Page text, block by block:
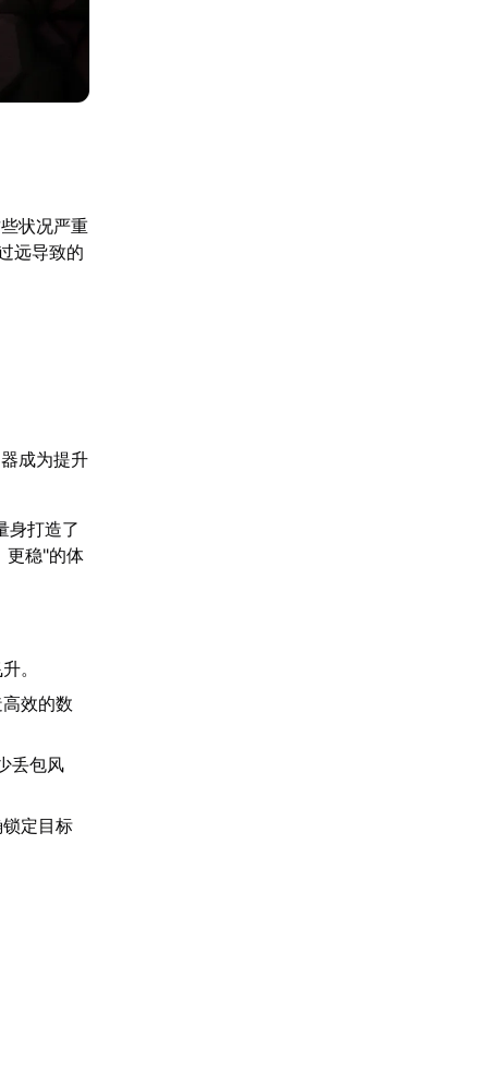
状况严重
远导致的
成为提升
身打造了
更稳"的体
。
效的数
丢包风
定目标